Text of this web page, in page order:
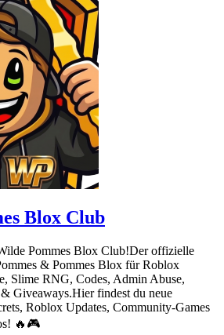
Blox Club
Pommes Blox Club!Der offizielle
& Pommes Blox für Roblox
Slime RNG, Codes, Admin Abuse,
Giveaways.Hier findest du neue
Roblox Updates, Community-Games
🔥🎮